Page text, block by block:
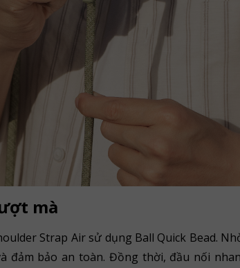
mà
Strap Air sử dụng Ball Quick Bead.
đảm bảo an toàn. Đồng thời, đầu nối